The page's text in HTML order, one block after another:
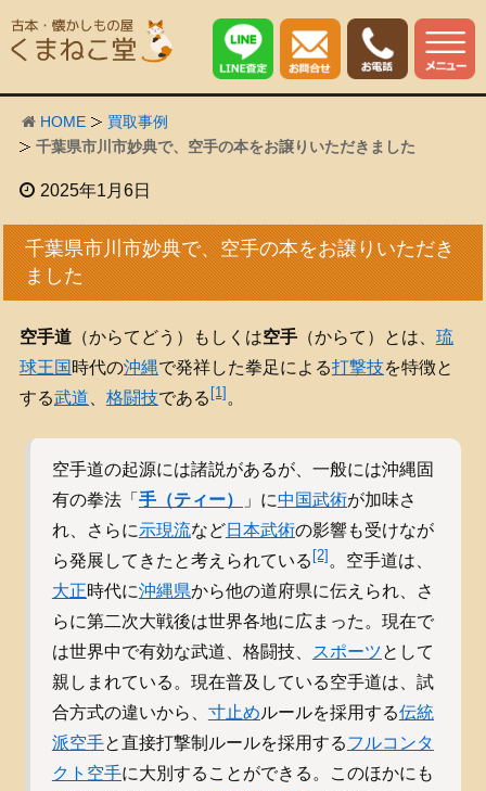
HOME
買取事例
千葉県市川市妙典で、空手の本をお譲りいただきました
2025年1月6日
千葉県市川市妙典で、空手の本をお譲りいただき
ました
空手道（からてどう）もしくは空手（からて）とは、 琉
球王国 時代の沖縄で発祥した拳足による打撃技を特徴と
する武道 格闘技である[1] 。
空手道の起源には諸説があるが、一般には沖縄固
有の拳法「 手（ティー） 」に中国武術が加味さ
れ、さらに示現流など日本武術の影響も受けなが
ら発展してきたと考えられている[2] 。空手道は、
大正時代に沖縄県から他の道府県に伝えられ、さ
らに第二次大戦後は世界各地に広まった。現在で
は世界中で有効な武道、格闘技、
スポーツとして
親しまれている。現在普及している空手道は、試
合方式の違いから、 寸止めルールを採用する伝統
派空手と直接打撃制ルールを採用するフルコンタ
クト空手に大別することができる。このほかにも